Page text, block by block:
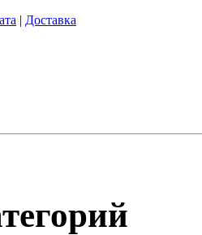
| Доставка